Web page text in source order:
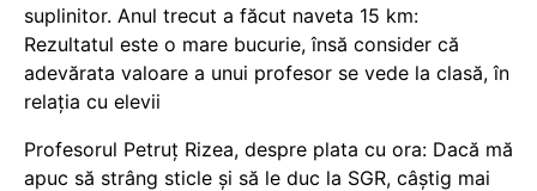
suplinitor. Anul trecut a făcut naveta 15 km:
Rezultatul este o mare bucurie, însă consider că
adevărata valoare a unui profesor se vede la clasă, în
relația cu elevii
Profesorul Petruț Rizea, despre plata cu ora: Dacă mă
apuc să strâng sticle și să le duc la SGR, câștig mai